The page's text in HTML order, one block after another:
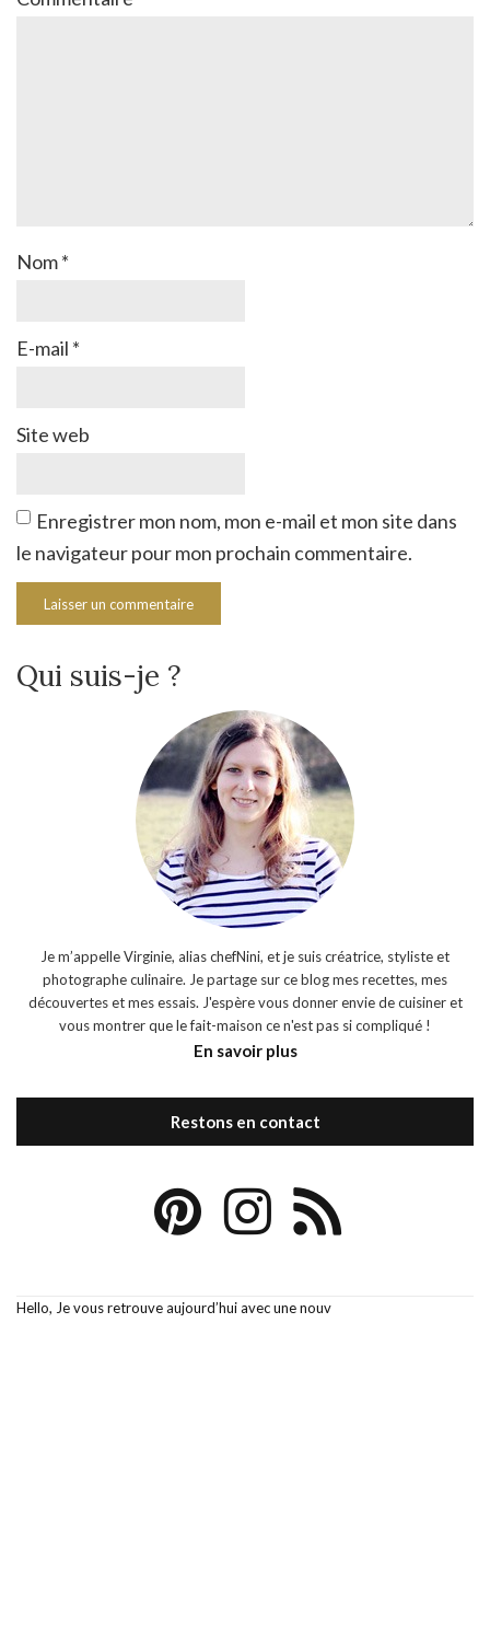
Nom*
E-mail *
Site web
Enregistrer mon nom, mon e-mail et mon site dans
le navigateur pour mon prochain commentaire.
Qui suis-je ?
Je m’appelle Virginie, alias chefNini, et je suis créatrice, styliste et
photographe culinaire. Je partage sur ce blog mes recettes, mes
découvertes et mes essais. J'espère vous donner envie de cuisiner et
vous montrer que le fait-maison ce n'est pas si compliqué !
En savoir plus
Restons en contact
Hello, Je vous retrouve aujourd’hui avec une nouv